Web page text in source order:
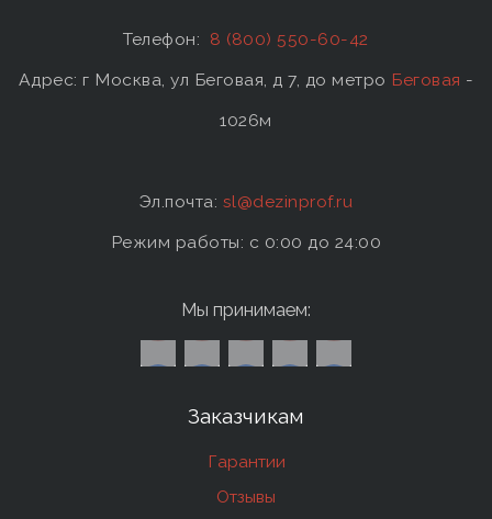
Телефон: 8 (800) 550-60-42
Адрес: г Москва, ул Беговая, д 7, до метро Беговая -
1026м
Эл.почта: sl@dezinprof.ru
Режим работы: c 0:00 до 24:00
Мы принимаем:
Заказчикам
Гарантии
Отзывы